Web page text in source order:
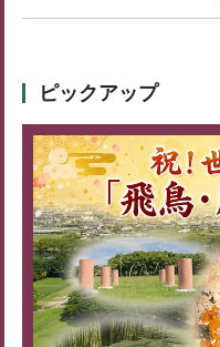
ピックアップ